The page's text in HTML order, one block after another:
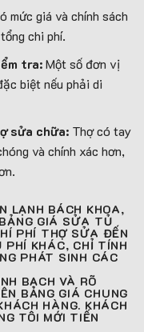
mức giá và chính sách
chi phí.
tra:Một số đơn vị
biệt nếu phải di
sửa chữa: Thợ có tay
và chính xác hơn,
LẠNH BÁCH KHOA,
GIÁ SỬA TỦ
PHÍ THỢ SỬA ĐẾN
KHÁC, CHỈ TÍNH
PHÁT SINH CÁC
BẠCH VÀ RÕ
BẢNG GIÁ CHUNG
HÀNG. KHÁCH
TÔI MỚI TIẾN